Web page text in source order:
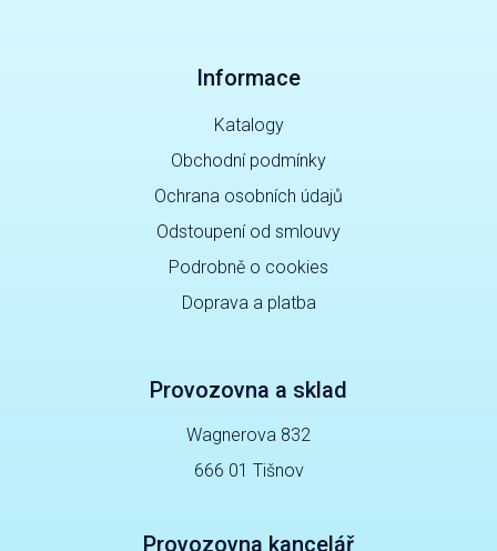
Informace
Katalogy
Obchodní podmínky
Ochrana osobních údajů
Odstoupení od smlouvy
Podrobně o cookies
Doprava a platba
Provozovna a sklad
Wagnerova 832
666 01 Tišnov
Provozovna kancelář